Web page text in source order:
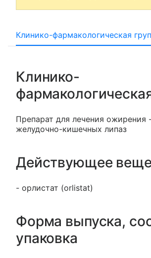
Клинико-фармакологическая
Клинико-
Препарат для лечения ожирения
желудочно-кишечных липаз
Действующее
- орлистат (orlistat)
Форма выпуска,
упаковка